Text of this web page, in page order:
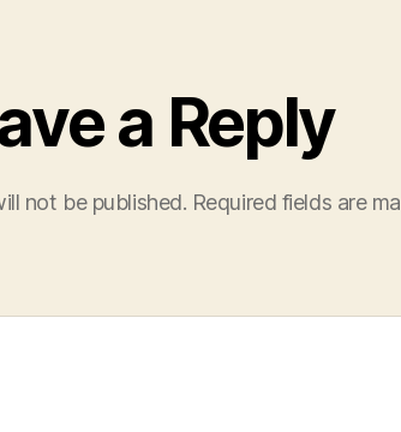
a Reply
not be published. Required fields are